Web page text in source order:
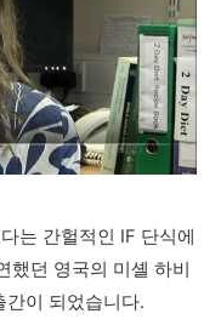
는 간헐적인 IF 단식에
했던 영국의 미셸 하비
간이 되었습니다.